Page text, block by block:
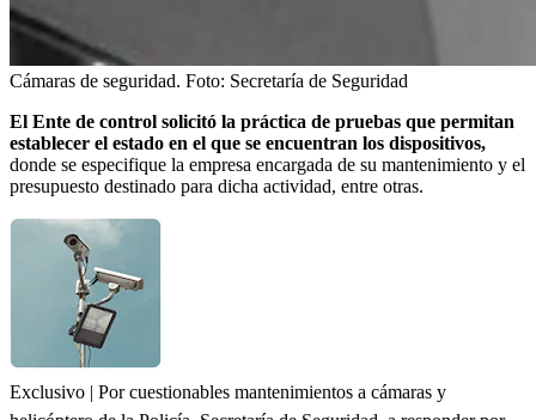
Cámaras de seguridad. Foto: Secretaría de Seguridad
El Ente de control solicitó la práctica de pruebas que permitan
establecer el estado en el que se encuentran los dispositivos,
donde se especifique la empresa encargada de su mantenimiento y el
presupuesto destinado para dicha actividad, entre otras.
Exclusivo | Por cuestionables mantenimientos a cámaras y